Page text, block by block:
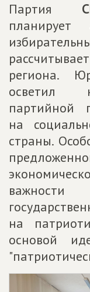
Партия
планирует
региона.
осветил
партийной
на
страны.
на
основой